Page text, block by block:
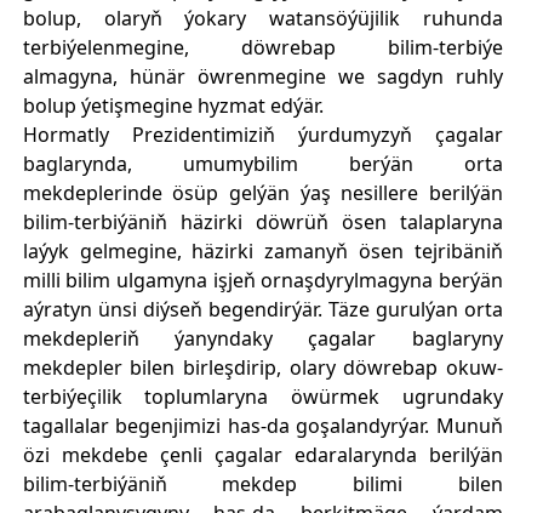
bolup, olaryň ýokary watansöýüjilik ruhunda
terbiýelenmegine, döwrebap bilim-terbiýe
almagyna, hünär öwrenmegine we sagdyn ruhly
bolup ýetişmegine hyzmat edýär.
Hormatly Prezidentimiziň ýurdumyzyň çagalar
baglarynda, umumybilim berýän orta
mekdeplerinde ösüp gelýän ýaş nesillere berilýän
bilim-terbiýäniň häzirki döwrüň ösen talaplaryna
laýyk gelmegine, häzirki zamanyň ösen tejribäniň
milli bilim ulgamyna işjeň ornaşdyrylmagyna berýän
aýratyn ünsi diýseň begendirýär. Täze gurulýan orta
mekdepleriň ýanyndaky çagalar baglaryny
mekdepler bilen birleşdirip, olary döwrebap okuw-
terbiýeçilik toplumlaryna öwürmek ugrundaky
tagallalar begenjimizi has-da goşalandyrýar. Munuň
özi mekdebe çenli çagalar edaralarynda berilýän
bilim-terbiýäniň mekdep bilimi bilen